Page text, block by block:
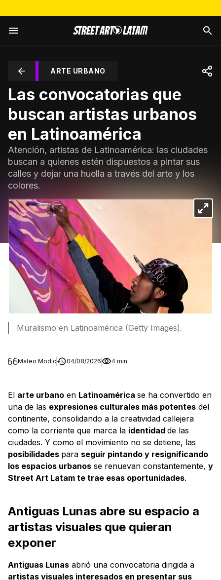
ARTE URBANO
Las convocatorias que
buscan artistas urbanos
en Latinoamérica
Atención, artistas de Latinoamérica: las ciudades
buscan a quienes estén dispuestos a pintar sus
calles y dejar una huella a través del arte y los
colores.
Muralismo en Latinoamérica (Getty Images).
Mateo Modic 04/08/2026 4 min
El arte urbano en Latinoamérica se ha convertido en
una de las expresiones culturales más potentes del
continente, consolidando a la creatividad callejera
como la corriente que marca la identidad de las
ciudades. Y como el movimiento no se detiene, las
posibilidades para seguir pintando y resignificando
los espacios urbanos se renuevan constantemente, y
Street Art Latam te trae esas oportunidades.
Antiguas Lunas abre su espacio a
artistas visuales que quieran
exponer
Antiguas Lunas abrió una convocatoria dirigida a
artistas visuales interesados en presentar sus